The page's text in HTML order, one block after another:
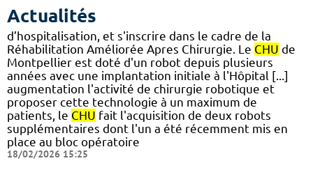
Actualités
d’hospitalisation, et s'inscrire dans le cadre de la
Réhabilitation Améliorée Apres Chirurgie. Le CHU de
Montpellier est doté d'un robot depuis plusieurs
années avec une implantation initiale à l'Hôpital [...]
augmentation l'activité de chirurgie robotique et
proposer cette technologie à un maximum de
patients, le CHU fait l'acquisition de deux robots
supplémentaires dont l'un a été récemment mis en
place au bloc opératoire
18/02/2026 15:25